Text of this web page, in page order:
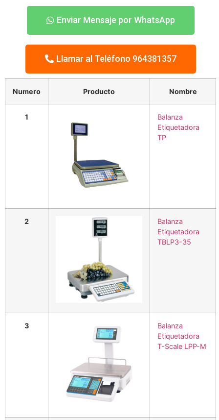
Enviar Mensaje por WhatsApp
Llamar al Teléfono 964381357
Numero Producto Nombre
1
Balanza
Etiquetadora
TP
2
Balanza
Etiquetadora
TBLP3-35
3
Balanza
Etiquetadora
T-Scale LPP-M